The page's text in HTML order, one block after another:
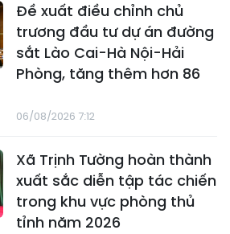
Đề xuất điều chỉnh chủ
trương đầu tư dự án đường
sắt Lào Cai-Hà Nội-Hải
Phòng, tăng thêm hơn 86
06/08/2026 7:12
Xã Trịnh Tường hoàn thành
xuất sắc diễn tập tác chiến
trong khu vực phòng thủ
tỉnh năm 2026